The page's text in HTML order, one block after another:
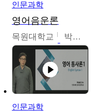
인문과학
영어음운론
목원대학교 박미숙
인문과학